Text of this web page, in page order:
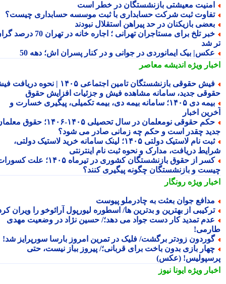
معیشتی بازنشستگان در خطر است
ثبت شرکت حسابداری با ثبت موسسه حسابداری چیست؟
بازیکنان در حد پیراهن استقلال نبودند
خبر تلخ برای مستاجران تهرانی ؛ اجاره خانه در تهران 70 درصد گران
شد
بیک ایمانوردی در جوانی و در کنار پسران اش؛ دهه 50
ویژهاندیشه معاصر
فیش حقوقی بازنشستگان تامین اجتماعی ۱۴۰۵ | نحوه دریافت فیش
جدید، سامانه مشاهده فیش و جزئیات افزایش حقوق
بیمه دی ۱۴۰۵؛ سامانه بیمه دی، بیمه تکمیلی، پیگیری خسارت و
اخبار
حکم حقوقی نومعلمان در سال تحصیلی ۱۴۰۵-۱۴۰۶؛ حقوق معلمان
چقدر است و حکم چه زمانی صادر می شود؟
ثبت نام لاستیک دولتی ۱۴۰۵؛ لینک سامانه خرید لاستیک دولتی،
دریافت، مدارک و نحوه ثبت نام اینترنتی
کسر از حقوق بازنشستگان کشوری در تیرماه ۱۴۰۵؛ علت کسورات
و بازنشستگان چگونه پیگیری کنند؟
ویژهرونگار
جوان بعثت به چادرملو پیوست
از بهترین و بدترین ها/ اسطوره لیورپول آرائوخو را ویران کرد!
تمدید کار دست جواد می دهد؛/ حسین نژاد در وضعیت مهدی
زودتر برگشت/ فلیک در تمرین امروز بارسا سورپرایز شد!
بازی بدون باخت برای قربانی؛/ پیروز بباز نیست، حتی
(عکس)
ویژهایونا نیوز